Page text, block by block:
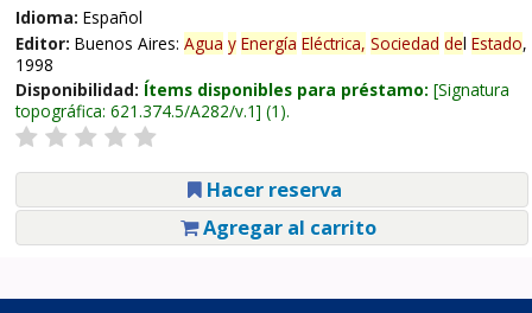
Idioma: Español
Editor: Buenos Aires: Agua y Energía Eléctrica, Sociedad del Estado,
1998
Disponibilidad: Ítems disponibles para préstamo: Signatura
topográfica: 621.374.5/A282/v.1 (1).
Hacer reserva
Agregar al carrito